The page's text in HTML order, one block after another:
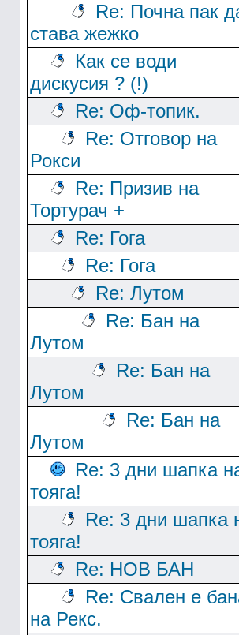
Re: Почна пак
става жежко
Как се води
дискусия ? (!)
Re: Оф-топик.
Re: Отговор на
Рокси
Re: Призив на
Тортурач +
Re: Гога
Re: Гога
Re: Лутом
Re: Бан на
Лутом
Re: Бан на
Лутом
Re: Бан на
Лутом
Re: 3 дни шапка
тояга!
Re: 3 дни шапка
тояга!
Re: НОВ БАН
Re: Свален е
на Рекс.